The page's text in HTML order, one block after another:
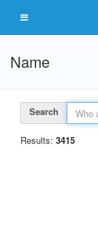
Name
Search
Results: 3415